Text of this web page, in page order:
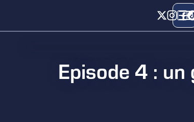
Episode 4 : un